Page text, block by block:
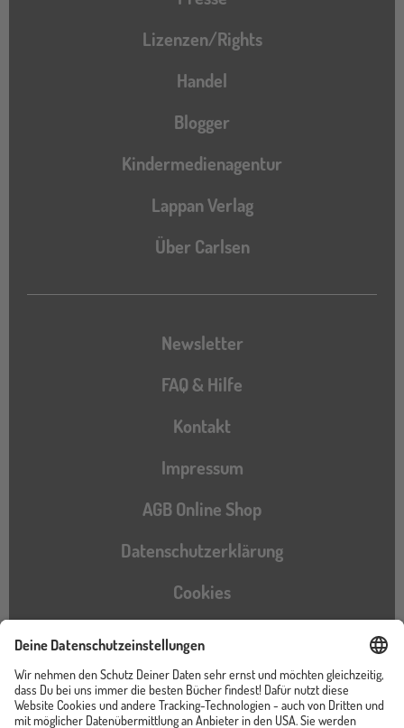
Lizenzen/Rights
Handel
Blogger
Kindermedienagentur
Lappan Verlag
Über Carlsen
Newsletter
FAQ & Hilfe
Kontakt
Impressum
AGB Online Shop
Datenschutzerklärung
Cookies
Barrierefreiheitserklärung